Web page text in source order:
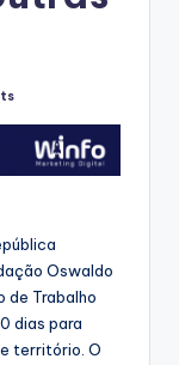
Oswaldo
de Trabalho
dias para
território. O